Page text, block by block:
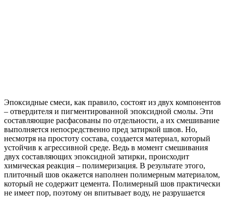
Эпоксидные смеси, как правило, состоят из двух компонентов
– отвердителя и пигментированной эпоксидной смолы. Эти
составляющие расфасованы по отдельности, а их смешивание
выполняется непосредственно пред затиркой швов. Но,
несмотря на простоту состава, создается материал, который
устойчив к агрессивной среде. Ведь в момент смешивания
двух составляющих эпоксидной затирки, происходит
химическая реакция – полимеризация. В результате этого,
плиточный шов окажется наполнен полимерным материалом,
который не содержит цемента. Полимерный шов практически
не имеет пор, поэтому он впитывает воду, не разрушается